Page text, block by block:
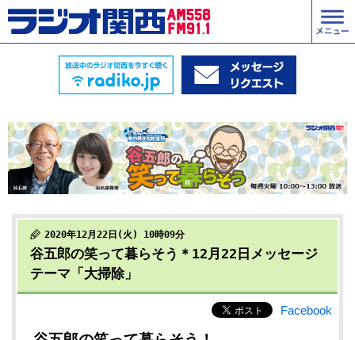
2020年12月22日(火) 10時09分
谷五郎の笑って暮らそう＊12月22日メッセージ
テーマ「大掃除」
Facebook